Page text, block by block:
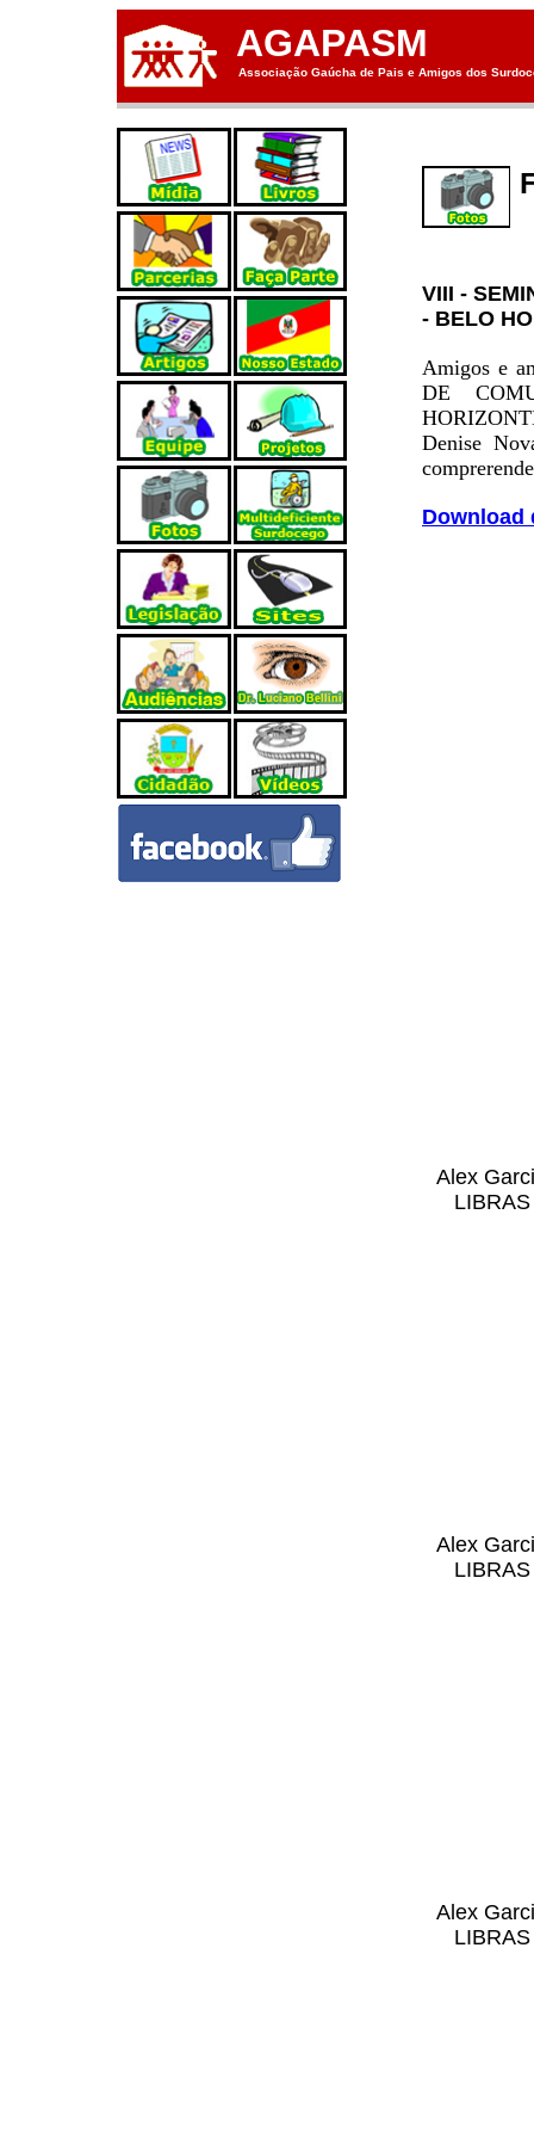
AGAPASM
Associação Gaúcha de Pais e Amigos dos
VIII -
- BELO
Amigos e
DE
Denise
Download
Alex
Alex
Alex